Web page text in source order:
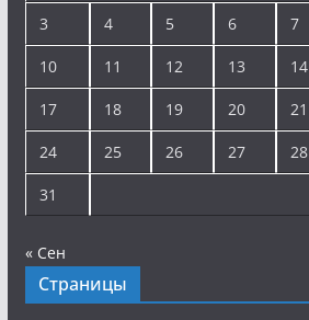
3 4 5 6 7
10 11 12 13 14
17 18 19 20 21
24 25 26 27 28
31
« Сен
Страницы